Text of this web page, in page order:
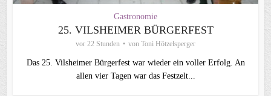
Gastronomie
25. VILSHEIMER BÜRGERFEST
vor 22 Stunden von Toni Hötzelsperger
Das 25. Vilsheimer Bürgerfest war wieder ein voller Erfolg. An
allen vier Tagen war das Festzelt...